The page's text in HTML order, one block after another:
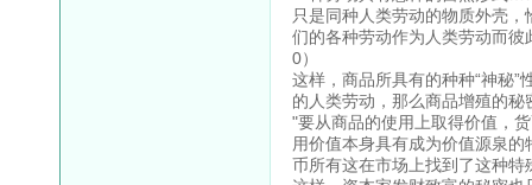
只是同种人类劳动的物质外壳
们的各种劳动作为人类劳动而
0）
这样，商品所具有的种种“神秘
的人类劳动，那么商品增殖的
"要从商品的使用上取得价值，
用价值本身具有成为价值源泉
币所有这在市场上找到了这种特